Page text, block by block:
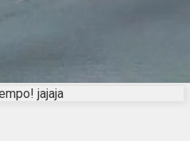
jajaja